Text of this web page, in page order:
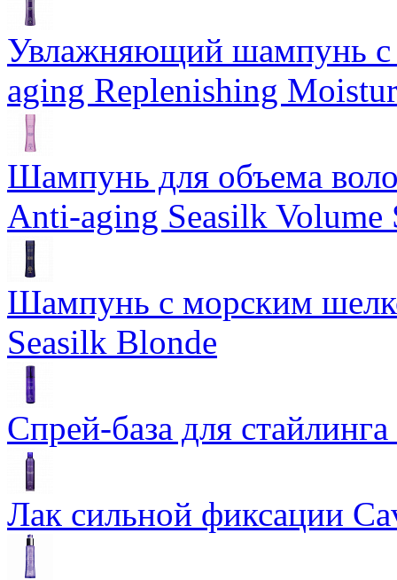
Увлажняющий шампунь
aging Replenishing
Шампунь для объема
Anti-aging Seasilk Volume
Шампунь с морским
Seasilk Blonde
Спрей-база для
Лак сильной фиксации